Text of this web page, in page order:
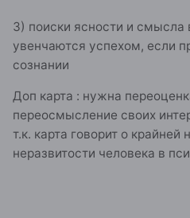
3) поиски ясности и смысла
увенчаются успехом, если
сознании
Доп карта : нужна
переосмысление своих
т.к. карта говорит о
неразвитости человека в